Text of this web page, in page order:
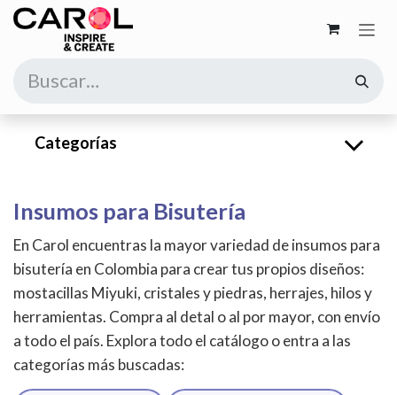
Ir al contenido
Categorías
Insumos para Bisutería
En Carol encuentras la mayor variedad de insumos para
bisutería en Colombia para crear tus propios diseños:
mostacillas Miyuki, cristales y piedras, herrajes, hilos y
herramientas. Compra al detal o al por mayor, con envío
a todo el país. Explora todo el catálogo o entra a las
categorías más buscadas: